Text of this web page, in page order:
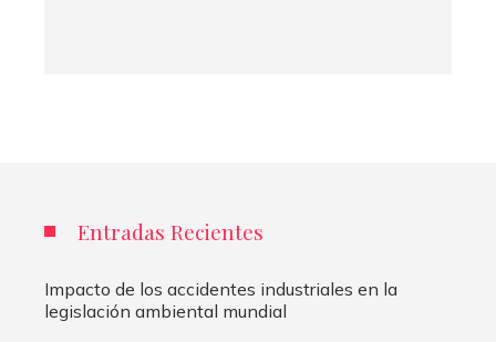
Entradas Recientes
Impacto de los accidentes industriales en la
legislación ambiental mundial